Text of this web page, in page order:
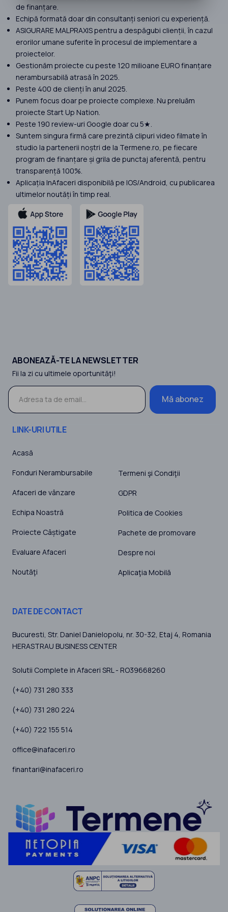
de finanțare.
Echipă formată doar din consultanți seniori cu experiență.
ASIGURARE MALPRAXIS pentru a despăgubi clienții, în cazul
erorilor umane suferite în procesul de implementare a
proiectelor.
Gestionăm proiecte cu peste 120 milioane EURO finanțare
nerambursabilă atrasă în 2025.
Peste 400 de clienți în anul 2025.
Punem focus doar pe proiecte complexe. Nu preluăm
proiecte Start Up Nation.
Peste 190 review-uri Google doar cu 5★.
Suntem singura firmă care prezintă clipuri video filmate în
studio la partenerii noștri de la Termene.ro, pe fiecare
program de finanțare și grila de punctaj aferentă, pentru
transparență 100%.
Aplicația InAfaceri disponibilă pe IOS/Android, cu publicarea
ultimelor noutăți în timp real.
ABONEAZĂ-TE LA NEWSLETTER
Fii la zi cu ultimele oportunităţi!
Mă abonez
LINK-URI UTILE
Acasă
Fonduri Nerambursabile
Afaceri de vânzare
Echipa Noastră
Proiecte Câștigate
Evaluare Afaceri
Noutăţi
Termeni şi Condiţii
GDPR
Politica de Cookies
Pachete de promovare
Despre noi
Aplicaţia Mobilă
DATE DE CONTACT
Bucuresti, Str. Daniel Danielopolu, nr. 30-32, Etaj 4, Romania
HERASTRAU BUSINESS CENTER
Solutii Complete in Afaceri SRL - RO39668260
(+40) 731 280 333
(+40) 731 280 224
(+40) 722 155 514
office@inafaceri.ro
finantari@inafaceri.ro